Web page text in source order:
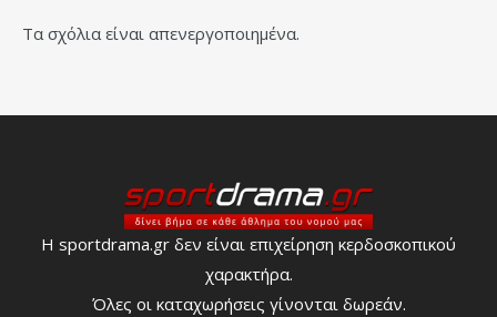
Τα σχόλια είναι απενεργοποιημένα.
Η sportdrama.gr δεν είναι επιχείρηση κερδοσκοπικού
χαρακτήρα.
Όλες οι καταχωρήσεις γίνονται δωρεάν.